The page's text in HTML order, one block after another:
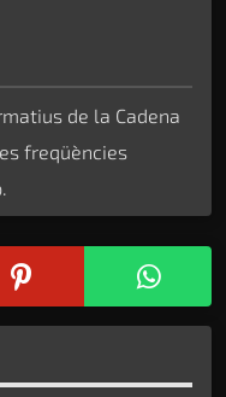
de la Cadena
freqüències